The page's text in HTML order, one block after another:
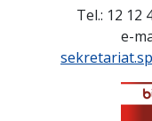
Tel.: 12 12
e-